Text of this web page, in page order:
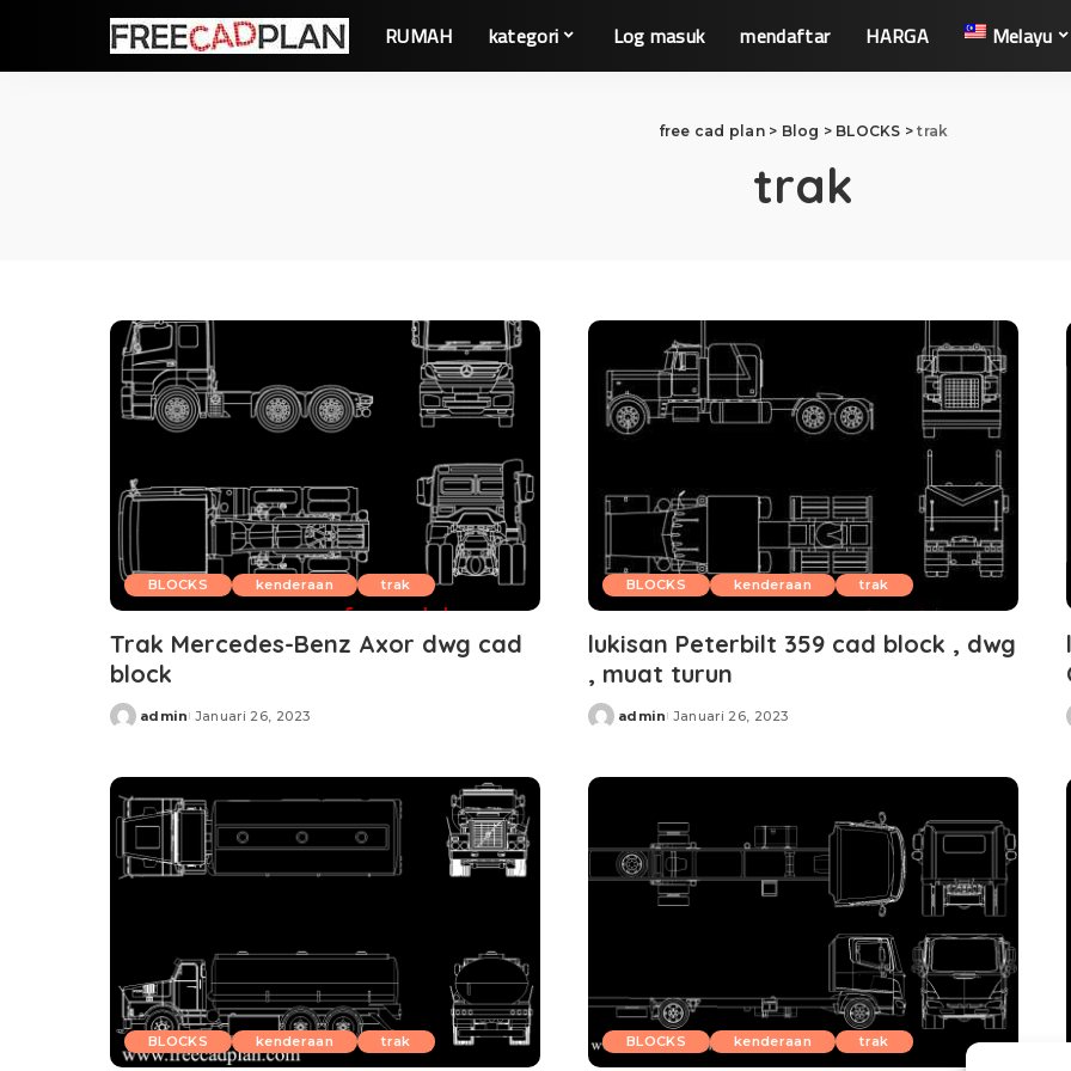
RUMAH kategori Log masuk mendaftar HARGA Melayu
free cad plan> Blog > BLOCKS >trak
trak
BLOCKS kenderaan trak
Trak Mercedes-Benz Axor dwg cad
block
Posted
admin Januari 26, 2023
BLOCKS kenderaan trak
lukisan Peterbilt 359 cad block , dwg
, muat turun
Posted
admin Januari 26, 2023
BLOCKS kenderaan trak BLOCKS kenderaan trak